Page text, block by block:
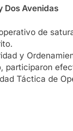
Dos Avenidas
de
y
participaron
Táctica de